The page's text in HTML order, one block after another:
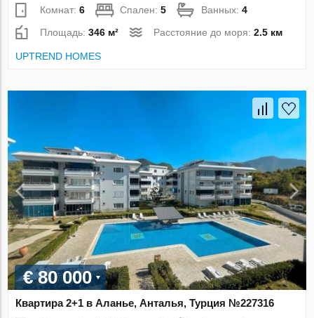
Комнат:6 Спален:5 Ванных:4
Площадь:346 м² Расстояние до моря:2.5 км
UPTREND HOMES
€ 80 000
Квартира 2+1 в Аланье, Анталья, Турция №227316